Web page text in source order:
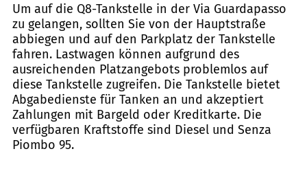
Um auf die Q8-Tankstelle in der Via Guardapasso
zu gelangen, sollten Sie von der Hauptstraße
abbiegen und auf den Parkplatz der Tankstelle
fahren. Lastwagen können aufgrund des
ausreichenden Platzangebots problemlos auf
diese Tankstelle zugreifen. Die Tankstelle bietet
Abgabedienste für Tanken an und akzeptiert
Zahlungen mit Bargeld oder Kreditkarte. Die
verfügbaren Kraftstoffe sind Diesel und Senza
Piombo 95.